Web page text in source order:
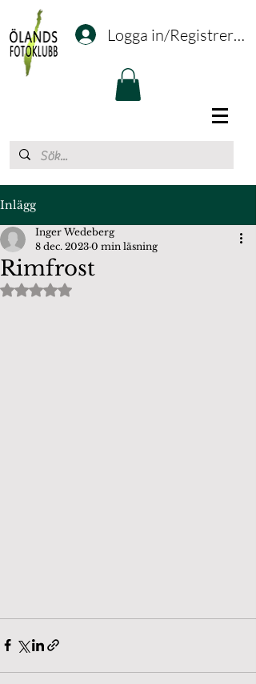
Logga in/Registrering
Inlägg
Rimfrost
Inger Wedeberg
8 dec. 2023 0 min läsning
Betygsatt till NaN av 5 stjärnor.